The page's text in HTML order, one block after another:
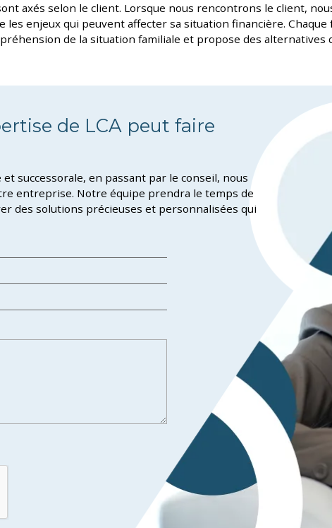
axés selon le client. Lorsque nous rencontrons le client,
enjeux qui peuvent affecter sa situation financière. Chaque
de la situation familiale et propose des alternatives
de LCA peut faire
successorale, en passant par le conseil, nous
entreprise. Notre équipe prendra le temps de
des solutions précieuses et personnalisées qui